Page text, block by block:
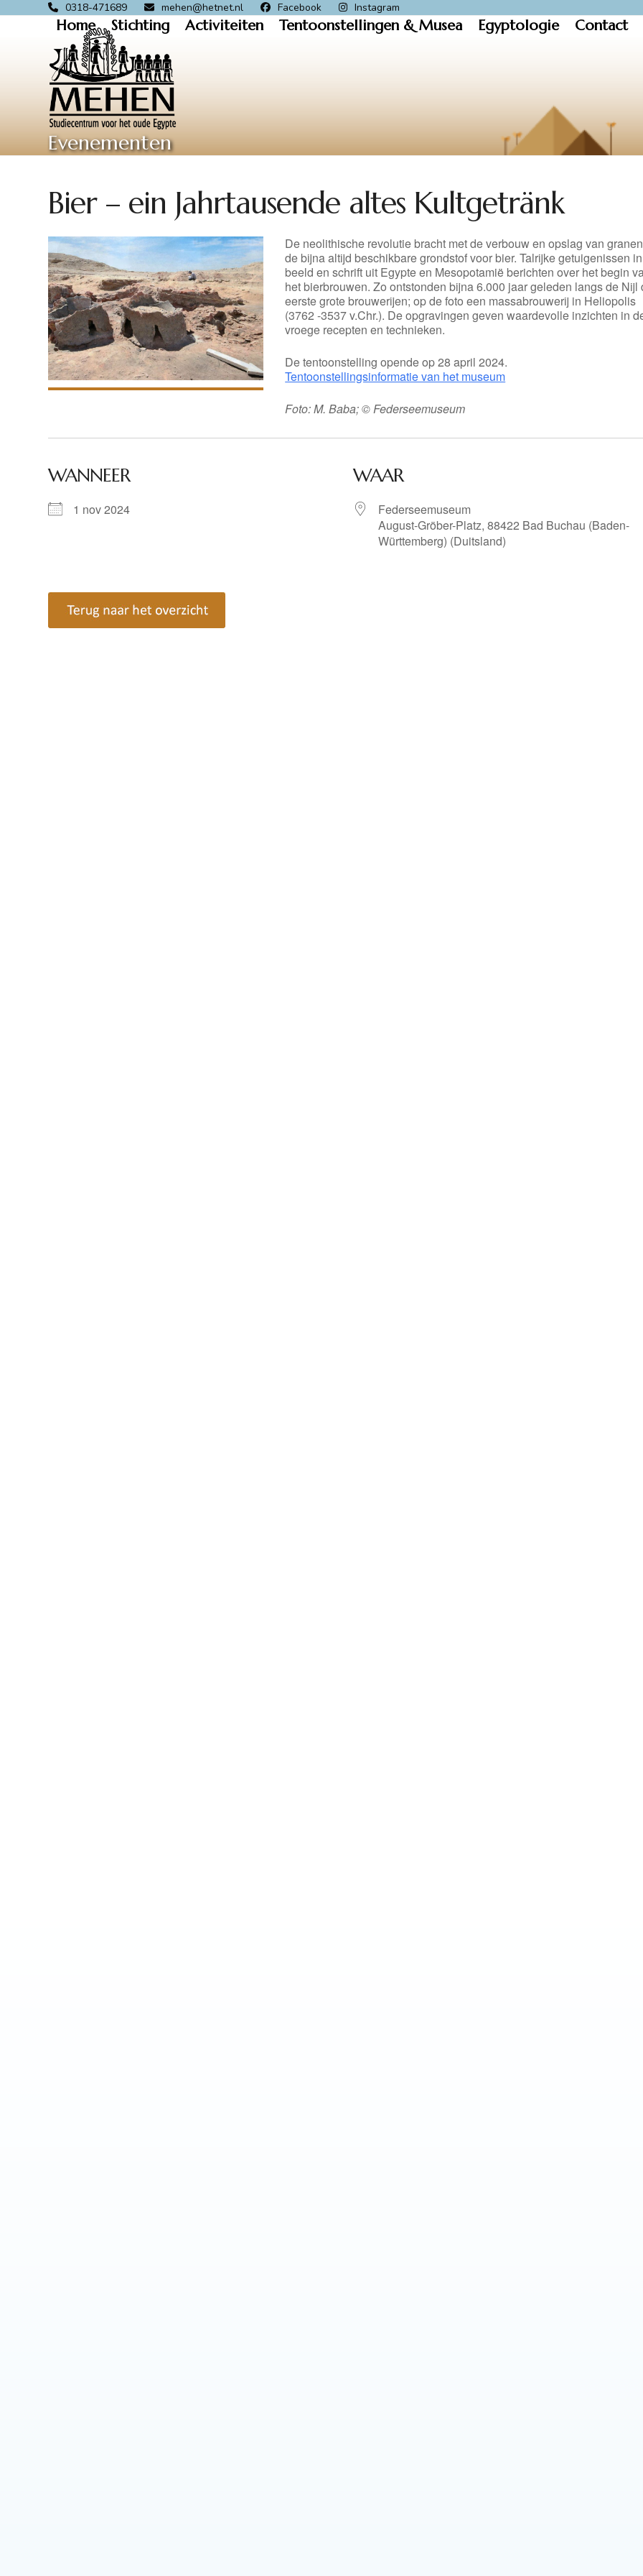
0318-471689 mehen@hetnet.nl Facebook Instagram
Home Stichting Activiteiten Tentoonstellingen & Musea Egyptologie Contact
Evenementen
Bier – ein Jahrtausende altes Kultgetränk
De neolithische revolutie bracht met de verbouw en opslag van granen
de bijna altijd beschikbare grondstof voor bier. Talrijke getuigenissen in
beeld en schrift uit Egypte en Mesopotamië berichten over het begin
het bierbrouwen. Zo ontstonden bijna 6.000 jaar geleden langs de Nijl
eerste grote brouwerijen; op de foto een massabrouwerij in Heliopolis
(3762 -3537 v.Chr.). De opgravingen geven waardevolle inzichten in
vroege recepten en technieken.
De tentoonstelling opende op 28 april 2024.
Tentoonstellingsinformatie van het museum
Foto: M. Baba; © Federseemuseum
WANNEER
1 nov 2024
WAAR
Federseemuseum
August-Gröber-Platz, 88422 Bad Buchau (Baden-
Württemberg) (Duitsland)